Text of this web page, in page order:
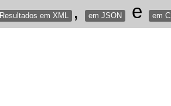
Resultados em XML , em JSON e em